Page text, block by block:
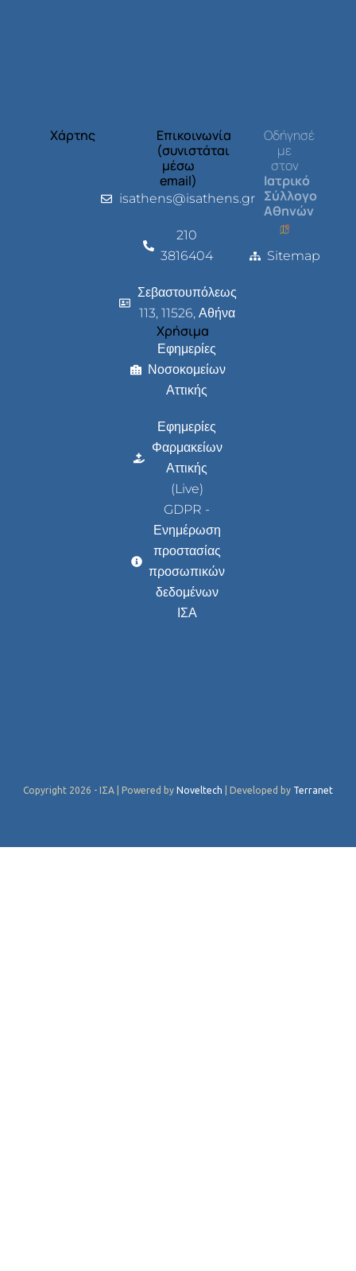
Χάρτης
Επικοινωνία
(συνιστάται
μέσω
email)
isathens@isathens.gr
210
3816404
Σεβαστουπόλεως
113, 11526, Αθήνα
Χρήσιμα
Εφημερίες
Νοσοκομείων
Αττικής
Εφημερίες
Φαρμακείων
Αττικής
(Live)
GDPR -
Ενημέρωση
προστασίας
προσωπικών
δεδομένων
ΙΣΑ
Οδήγησέ
με
στον
Ιατρικό
Σύλλογο
Αθηνών
Sitemap
Copyright 2026 - ΙΣΑ | Powered by Noveltech | Developed by Terranet